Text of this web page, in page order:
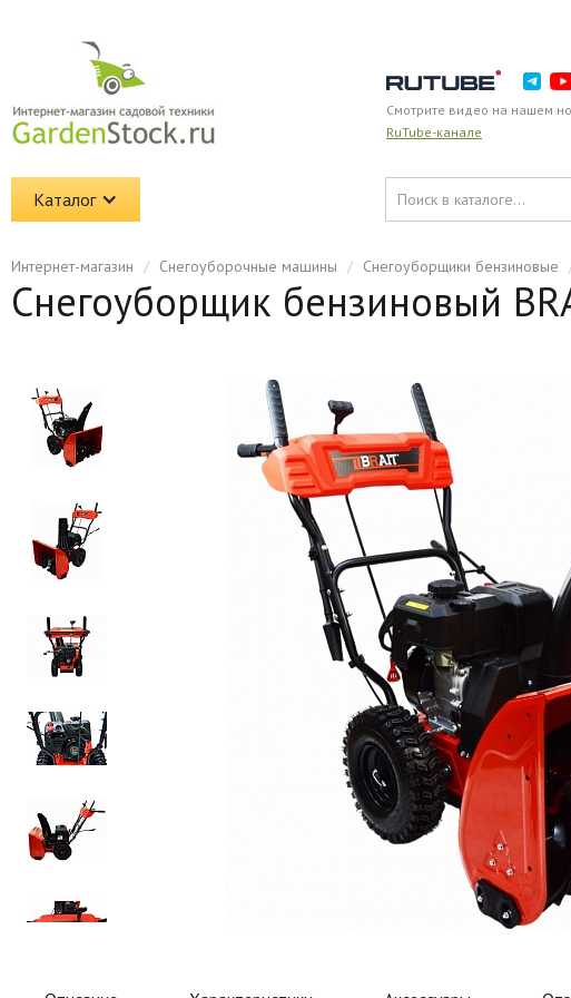
Смотрите видео на нашем
RuTube-канале
Каталог
Интернет-магазин / Снегоуборочные машины / Снегоуборщики бензиновые
Снегоуборщик бензиновый